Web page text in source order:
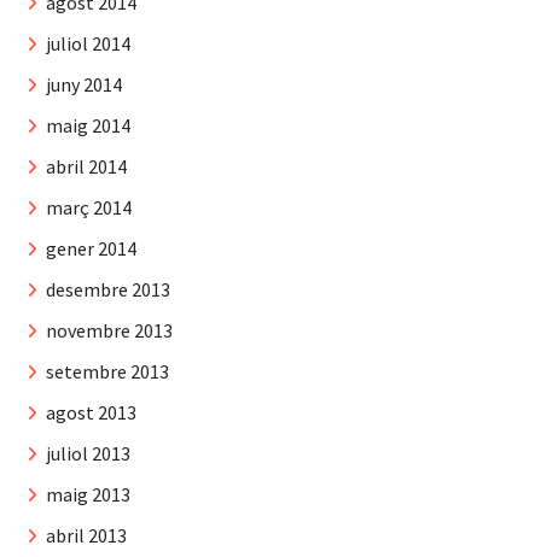
juliol 2014
juny 2014
maig 2014
abril 2014
març 2014
gener 2014
desembre 2013
novembre 2013
setembre 2013
agost 2013
juliol 2013
maig 2013
abril 2013